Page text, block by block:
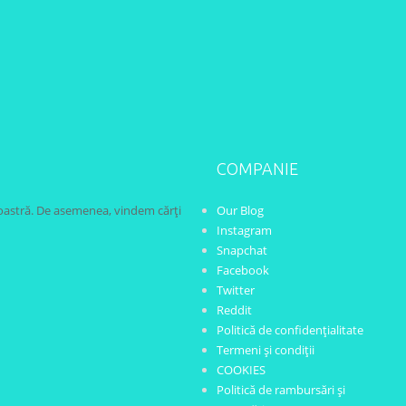
De asemenea, vindem cărți
COMPANIE
Our Blog
Instagram
Snapchat
Facebook
Twitter
Reddit
Politică de confidențialitate
Termeni și condiții
COOKIES
Politică de rambursări și